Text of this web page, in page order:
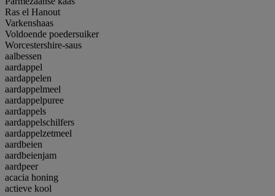
Ras el Hanout
Varkenshaas
Voldoende poedersuiker
Worcestershire-saus
aalbessen
aardappel
aardappelen
aardappelmeel
aardappelpuree
aardappels
aardappelschilfers
aardappelzetmeel
aardbeien
aardbeienjam
aardpeer
acacia honing
actieve kool